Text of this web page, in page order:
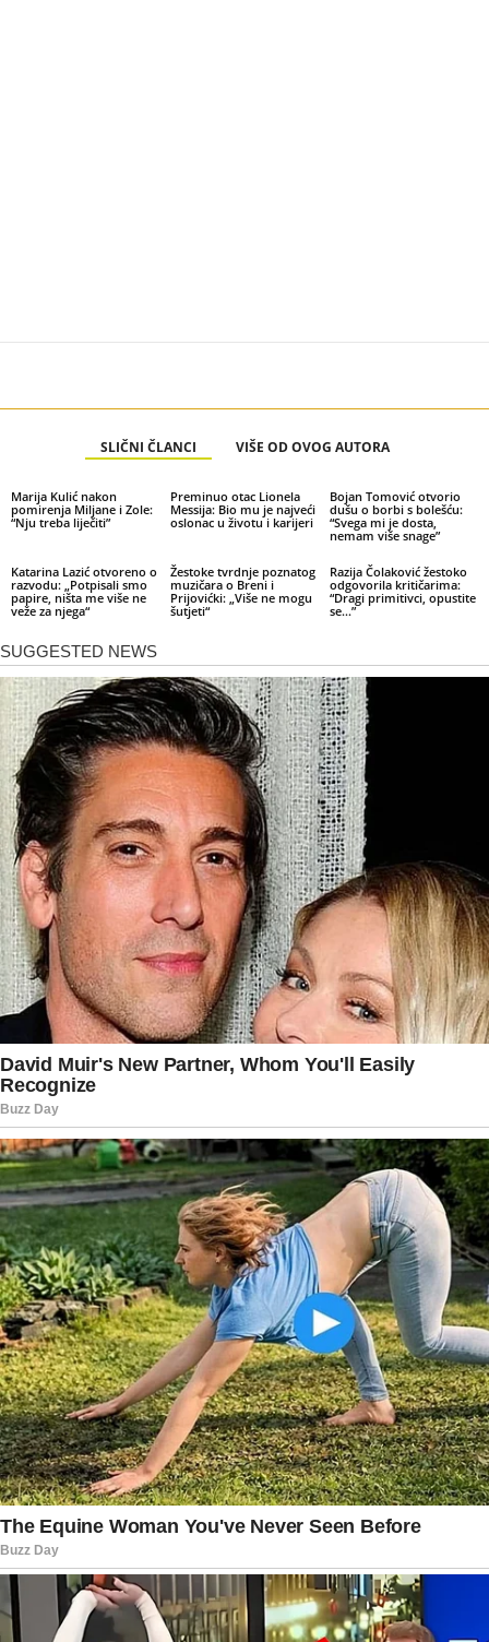
SLIČNI ČLANCI VIŠE OD OVOG AUTORA
Marija Kulić nakon
pomirenja Miljane i Zole:
“Nju treba liječiti”
Preminuo otac Lionela
Messija: Bio mu je najveći
oslonac u životu i karijeri
Bojan Tomović otvorio
dušu o borbi s bolešću:
“Svega mi je dosta,
nemam više snage”
Katarina Lazić otvoreno o
razvodu: „Potpisali smo
papire, ništa me više ne
veže za njega“
Žestoke tvrdnje poznatog
muzičara o Breni i
Prijovićki: „Više ne mogu
šutjeti“
Razija Čolaković žestoko
odgovorila kritičarima:
“Dragi primitivci, opustite
se…”